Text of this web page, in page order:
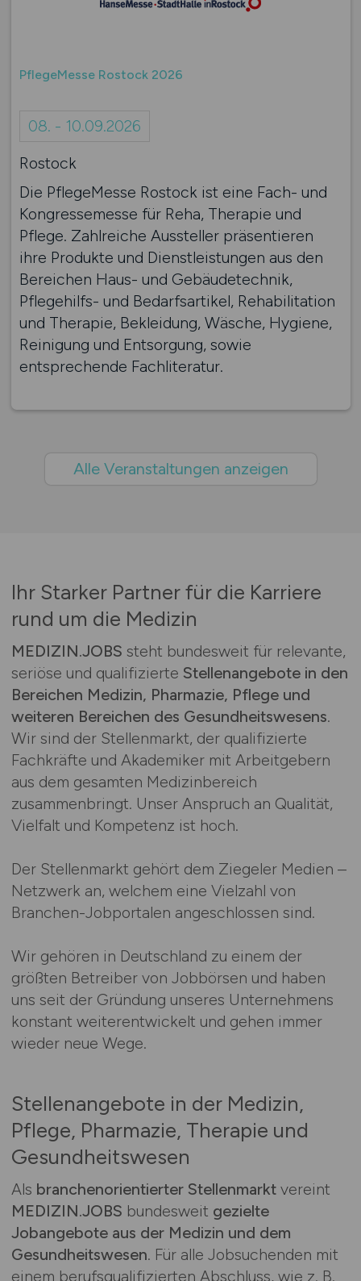
PflegeMesse Rostock 2026
08. - 10.09.2026
Rostock
Die PflegeMesse Rostock ist eine Fach- und
Kongressemesse für Reha, Therapie und
Pflege. Zahlreiche Aussteller präsentieren
ihre Produkte und Dienstleistungen aus den
Bereichen Haus- und Gebäudetechnik,
Pflegehilfs- und Bedarfsartikel, Rehabilitation
und Therapie, Bekleidung, Wäsche, Hygiene,
Reinigung und Entsorgung, sowie
entsprechende Fachliteratur.
Alle Veranstaltungen anzeigen
Ihr Starker Partner für die Karriere
rund um die Medizin
MEDIZIN.JOBS steht bundesweit für relevante,
seriöse und qualifizierte Stellenangebote in den
Bereichen Medizin, Pharmazie, Pflege und
weiteren Bereichen des Gesundheitswesens.
Wir sind der Stellenmarkt, der qualifizierte
Fachkräfte und Akademiker mit Arbeitgebern
aus dem gesamten Medizinbereich
zusammenbringt. Unser Anspruch an Qualität,
Vielfalt und Kompetenz ist hoch.
Der Stellenmarkt gehört dem Ziegeler Medien –
Netzwerk an, welchem eine Vielzahl von
Branchen-Jobportalen angeschlossen sind.
Wir gehören in Deutschland zu einem der
größten Betreiber von Jobbörsen und haben
uns seit der Gründung unseres Unternehmens
konstant weiterentwickelt und gehen immer
wieder neue Wege.
Stellenangebote in der Medizin,
Pflege, Pharmazie, Therapie und
Gesundheitswesen
Als branchenorientierter Stellenmarktvereint
MEDIZIN.JOBS bundesweit gezielte
Jobangebote aus der Medizin und dem
Gesundheitswesen. Für alle Jobsuchenden mit
einem berufsqualifizierten Abschluss, wie z. B.